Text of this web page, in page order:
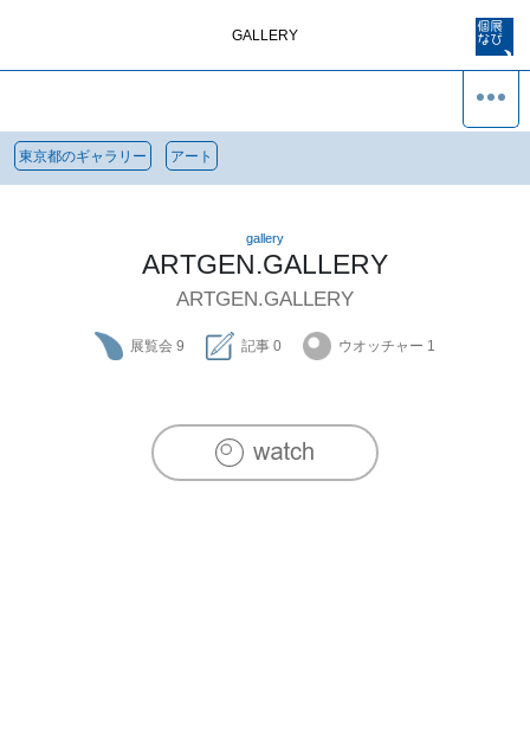
GALLERY
東京都のギャラリー アート
gallery
ARTGEN.GALLERY
ARTGEN.GALLERY
展覧会 9 記事 0 ウオッチャー 1